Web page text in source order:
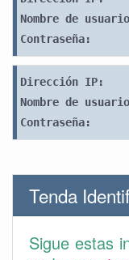
Nombre de
Contraseña:
Dirección IP:
Nombre de
Contraseña:
Tenda
Sigue estas